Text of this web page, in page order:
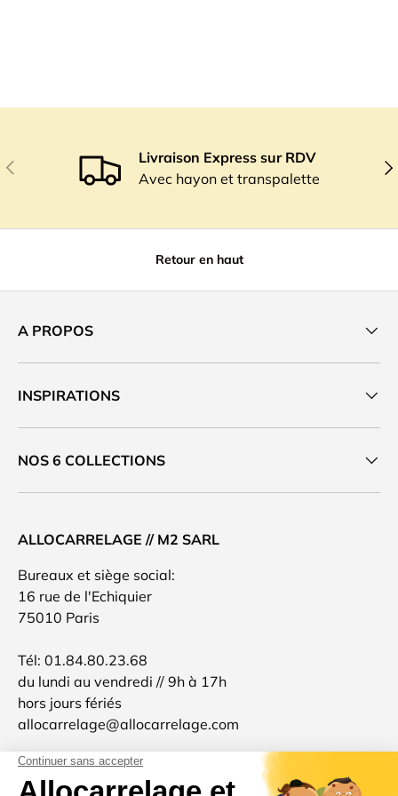
Précédent
Livraison Express sur RDV
Avec hayon et transpalette
Retour en haut
A PROPOS
INSPIRATIONS
NOS 6 COLLECTIONS
ALLOCARRELAGE // M2 SARL
Bureaux et siège social:
16 rue de l'Echiquier
75010 Paris
Tél: 01.84.80.23.68
du lundi au vendredi // 9h à 17h
hors jours fériés
allocarrelage@allocarrelage.com
SIREN: 511801904
TVA: FR96511801904